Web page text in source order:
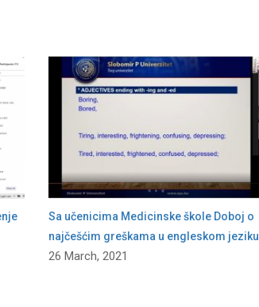
Sa učenicima Medicinske škole Doboj o
najčešćim greškama u engleskom jeziku
26 March, 2021